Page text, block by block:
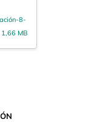
8-
MB